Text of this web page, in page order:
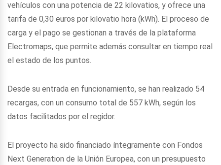
vehículos con una potencia de 22 kilovatios, y ofrece una
tarifa de 0,30 euros por kilovatio hora (kWh). El proceso de
carga y el pago se gestionan a través de la plataforma
Electromaps, que permite además consultar en tiempo real
el estado de los puntos.
Desde su entrada en funcionamiento, se han realizado 54
recargas, con un consumo total de 557 kWh, según los
datos facilitados por el regidor.
El proyecto ha sido financiado íntegramente con Fondos
Next Generation de la Unión Europea, con un presupuesto